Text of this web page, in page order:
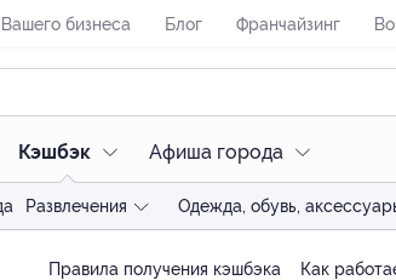
бизнеса Блог Франчайзинг
Кэшбэк Афиша города
Развлечения Одежда, обувь,
Правила получения кэшбэка Как